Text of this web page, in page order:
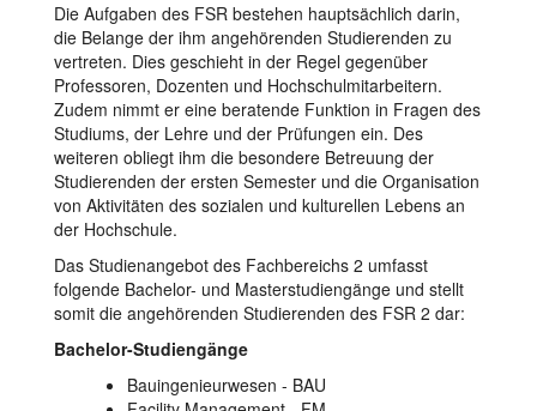
Die Aufgaben des FSR bestehen hauptsächlich darin,
die Belange der ihm angehörenden Studierenden zu
vertreten. Dies geschieht in der Regel gegenüber
Professoren, Dozenten und Hochschulmitarbeitern.
Zudem nimmt er eine beratende Funktion in Fragen des
Studiums, der Lehre und der Prüfungen ein. Des
weiteren obliegt ihm die besondere Betreuung der
Studierenden der ersten Semester und die Organisation
von Aktivitäten des sozialen und kulturellen Lebens an
der Hochschule.
Das Studienangebot des Fachbereichs 2 umfasst
folgende Bachelor- und Masterstudiengänge und stellt
somit die angehörenden Studierenden des FSR 2 dar:
Bachelor-Studiengänge
Bauingenieurwesen - BAU